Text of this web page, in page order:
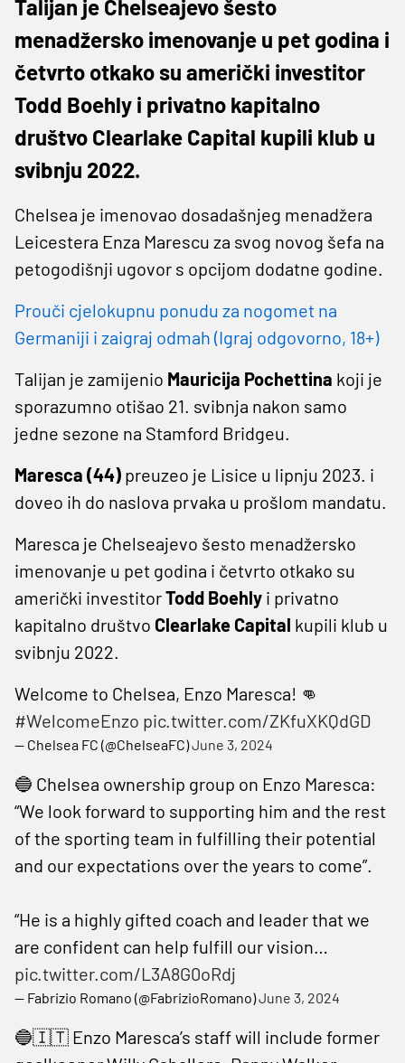
Talijan je Chelseajevo šesto
menadžersko imenovanje u pet godina i
četvrto otkako su američki investitor
Todd Boehly i privatno kapitalno
društvo Clearlake Capital kupili klub u
svibnju 2022.
Chelsea je imenovao dosadašnjeg menadžera
Leicestera Enza Marescu za svog novog šefa na
petogodišnji ugovor s opcijom dodatne godine.
Prouči cjelokupnu ponudu za nogomet na
Germaniji i zaigraj odmah (Igraj odgovorno, 18+)
Talijan je zamijenio Mauricija Pochettina koji je
sporazumno otišao 21. svibnja nakon samo
jedne sezone na Stamford Bridgeu.
Maresca (44) preuzeo je Lisice u lipnju 2023. i
doveo ih do naslova prvaka u prošlom mandatu.
Maresca je Chelseajevo šesto menadžersko
imenovanje u pet godina i četvrto otkako su
američki investitorTodd Boehly i privatno
kapitalno društvo Clearlake Capital kupili klub u
svibnju 2022.
Welcome to Chelsea, Enzo Maresca! 👊
#WelcomeEnzo pic.twitter.com/ZKfuXKQdGD
— Chelsea FC (@ChelseaFC)June 3, 2024
🔵 Chelsea ownership group on Enzo Maresca:
“We look forward to supporting him and the rest
of the sporting team in fulfilling their potential
and our expectations over the years to come”.
“He is a highly gifted coach and leader that we
are confident can help fulfill our vision…
pic.twitter.com/L3A8G0oRdj
— Fabrizio Romano (@FabrizioRomano)June 3, 2024
🔵🇮🇹 Enzo Maresca’s staff will include former